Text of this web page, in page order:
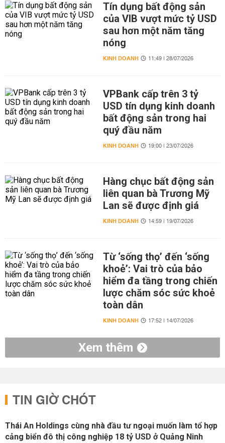
Tín dụng bất động sản
của VIB vượt mức tỷ USD
sau hơn một năm tăng
nóng
KINH DOANH 11:49 | 28/07/2026
VPBank cấp trên 3 tỷ
USD tín dụng kinh doanh
bất động sản trong hai
quý đầu năm
KINH DOANH 19:00 | 23/07/2026
Hàng chục bất động sản
liên quan bà Trương Mỹ
Lan sẽ được định giá
KINH DOANH 14:59 | 19/07/2026
Từ ‘sống thọ’ đến ‘sống
khoẻ’: Vai trò của bảo
hiểm đa tầng trong chiến
lược chăm sóc sức khoẻ
toàn dân
KINH DOANH 17:52 | 14/07/2026
Xem thêm
TIN GIỜ CHÓT
Thái An Holdings cùng nhà đầu tư ngoại muốn làm tổ hợp
cảng biển đô thị công nghiệp 18 tỷ USD ở Quảng Ninh